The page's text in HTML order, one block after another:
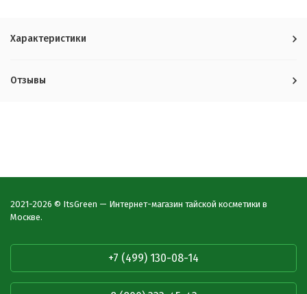
Характеристики
Отзывы
2021-2026 © ItsGreen — Интернет-магазин тайской косметики в
Москве.
+7 (499) 130-08-14